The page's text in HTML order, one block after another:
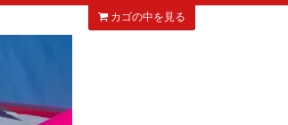
カゴの中を見る